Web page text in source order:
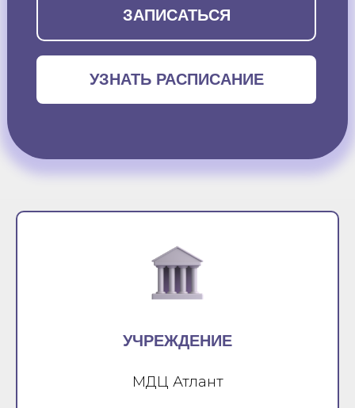
УЗНАТЬ РАСПИСАНИЕ
ЗАПИСАТЬСЯ
УЧРЕЖДЕНИЕ
МДЦ Атлант